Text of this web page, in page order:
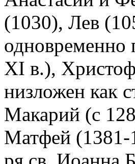
(1030), Лев
одновременно
ХI в.),
низложен как
Макарий (с
Матфей (1381-